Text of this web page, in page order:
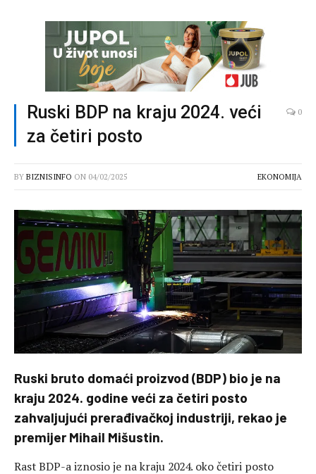
Ruski BDP na kraju 2024. veći
za četiri posto
0
BY BIZNISINFO ON 04/02/2025 EKONOMIJA
Ruski bruto domaći proizvod (BDP) bio je na
kraju 2024. godine veći za četiri posto
zahvaljujući prerađivačkoj industriji, rekao je
premijer Mihail Mišustin.
Rast BDP-a iznosio je na kraju 2024. oko četiri posto